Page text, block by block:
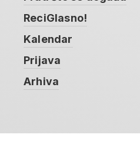
ReciGlasno!
Kalendar
Prijava
Arhiva